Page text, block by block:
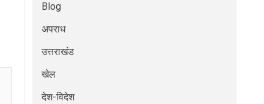
Blog
अपराध
उत्तराखंड
खेल
देश-विदेश